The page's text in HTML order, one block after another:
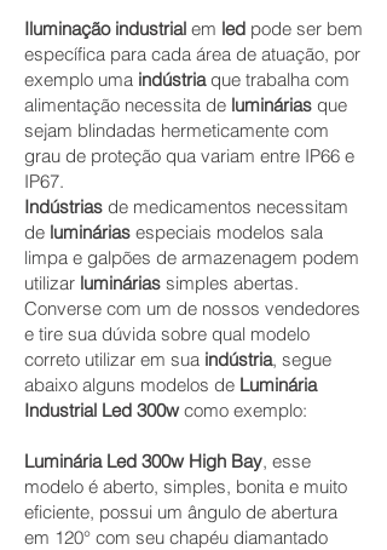
Iluminação industrial em led pode ser bem
específica para cada área de atuação, por
exemplo uma indústriaque trabalha com
alimentação necessita de luminárias que
sejam blindadas hermeticamente com
grau de proteção qua variam entre IP66 e
IP67.
Indústrias de medicamentos necessitam
de luminárias especiais modelos sala
limpa e galpões de armazenagem podem
utilizar luminárias simples abertas.
Converse com um de nossos vendedores
e tire sua dúvida sobre qual modelo
correto utilizar em sua indústria, segue
abaixo alguns modelos de Luminária
Industrial Led 300w como exemplo:
Luminária Led 300w High Bay, esse
modelo é aberto, simples, bonita e muito
eficiente, possui um ângulo de abertura
em 120° com seu chapéu diamantado